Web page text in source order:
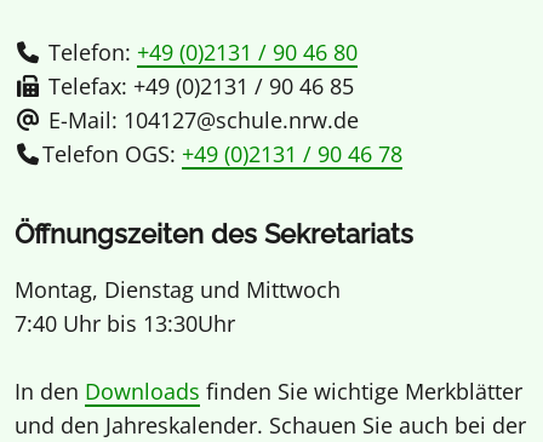
Telefon: +49 (0)2131 / 90 46 80
Telefax: +49 (0)2131 / 90 46 85
E-Mail: 104127@schule.nrw.de
Telefon OGS: +49 (0)2131 / 90 46 78
Öffnungszeiten des Sekretariats
Montag, Dienstag und Mittwoch
7:40 Uhr bis 13:30Uhr
In den Downloads finden Sie wichtige Merkblätter
und den Jahreskalender. Schauen Sie auch bei der